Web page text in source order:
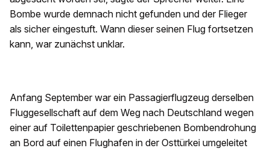
Bombe wurde demnach nicht gefunden und der Flieger
als sicher eingestuft. Wann dieser seinen Flug fortsetzen
kann, war zunächst unklar.
Anfang September war ein Passagierflugzeug derselben
Fluggesellschaft auf dem Weg nach Deutschland wegen
einer auf Toilettenpapier geschriebenen Bombendrohung
an Bord auf einen Flughafen in der Osttürkei umgeleitet